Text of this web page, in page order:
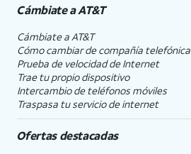
Cámbiate aAT&T
Cámbiate a AT&T
Cómo cambiar de compañía telefónica
Prueba de velocidad de Internet
Trae tu propio dispositivo
Intercambio de teléfonos móviles
Traspasa tu servicio de internet
Ofertas destacadas